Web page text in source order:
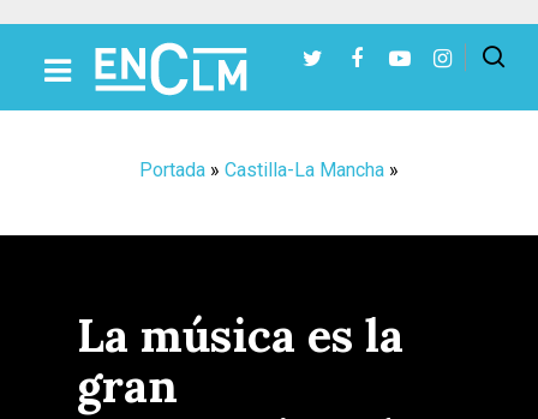
Portada » Castilla-La Mancha »
La música es la
gran